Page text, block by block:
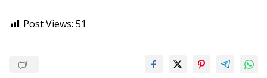
Post Views: 51